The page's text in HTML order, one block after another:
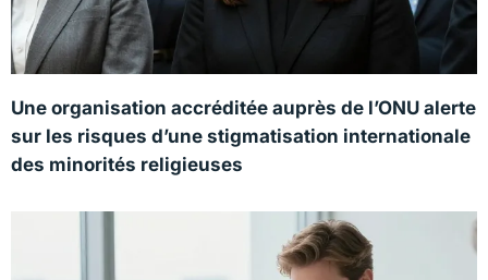
Une organisation accréditée auprès de l’ONU alerte
sur les risques d’une stigmatisation internationale
des minorités religieuses